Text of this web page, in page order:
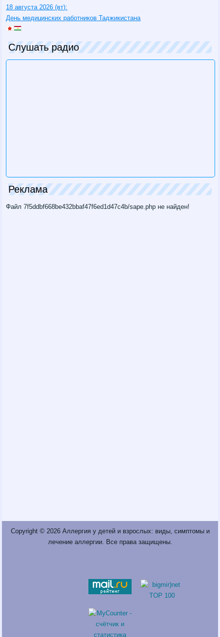
18 августа 2026 (вт):
День медицинских работников Таджикистана
Слушать радио
Реклама
Файл 7f5ddbf668be432bbaf47f6ed1d47c4b/sape.php не найден!
Copyright © 2026 Аллергия у детей и взрослых: виды, симптомы и
лечение аллергии. Все права защищены.